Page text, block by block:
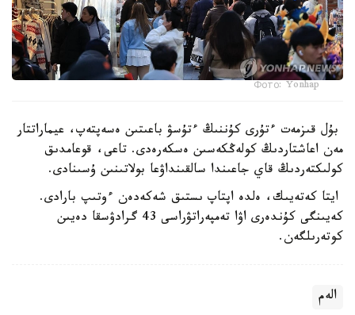
Фото: Yonhap
بۇل قىزمەت ءتۇرى كۇننىڭ ءتۇسۋ باعىتىن ەسەپتەپ، عيماراتتار
مەن اعاشتاردىڭ كولەڭكەسىن ەسكەرەدى. تاعى، قوعامدىق
كولىكتەردىڭ قاي جاعىندا سالقىنداۋعا بولاتىنىن ۇسىنادى.
ايتا كەتەيىك، ەلدە اپتاپ ىستىق شەكەدەن ءوتىپ بارادى.
كەيىنگى كۇندەرى اۋا تەمپەراتۋراسى 43 گرادۋسقا دەيىن
كوتەرىلگەن.
الەم